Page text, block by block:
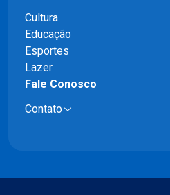
Cultura
Educação
Esportes
Lazer
Fale Conosco
Contato